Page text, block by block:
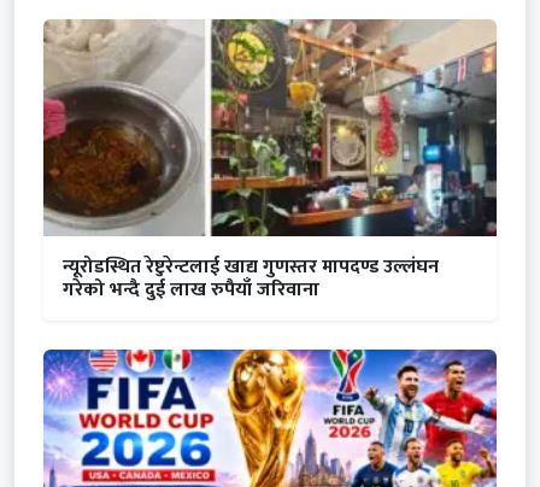
न्यूरोडस्थित रेष्टुरेन्टलाई खाद्य गुणस्तर मापदण्ड उल्लंघन
गरेको भन्दै दुई लाख रुपैयाँ जरिवाना